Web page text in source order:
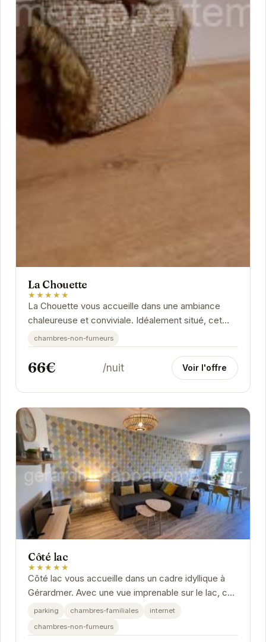
La Chouette
★★★★★
La Chouette vous accueille dans une ambiance
chaleureuse et conviviale. Idéalement situé, cet
établissement vous permet de profiter pleinement
des...
chambres-non-fumeurs
66€ /nuit Voir l'offre
Côté lac
★★★★★
Côté lac vous accueille dans un cadre idyllique à
Gérardmer. Avec une vue imprenable sur le lac, cet
établissement offre un séjour relaxant et...
parking chambres-familiales
internet
chambres-non-fumeurs